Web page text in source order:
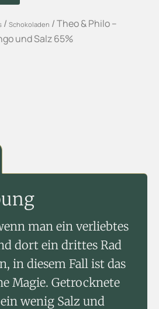
/ Schokoladen / Theo & Philo –
und Salz 65%
man ein verliebtes
dort ein drittes Rad
in diesem Fall ist das
Magie. Getrocknete
wenig Salz und